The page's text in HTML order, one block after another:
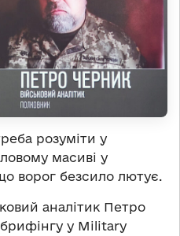
розуміти у
масиві у
ворог безсило лютує.
аналітик Петро
у Military